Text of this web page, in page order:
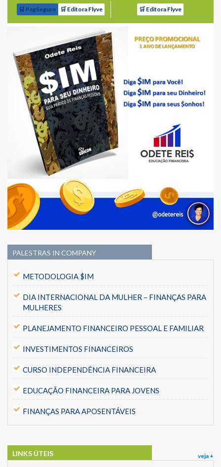
🛒 PagSeguro 🛒 Editora Flyve 🛒 Editora Flyve
PALESTRAS IN COMPANY
METODOLOGIA $IM
DIA INTERNACIONAL DA MULHER – FINANÇAS PARA
MULHERES
PLANEJAMENTO FINANCEIRO PESSOAL E FAMILIAR
INVESTIMENTOS FINANCEIROS
CURSO INDEPENDÊNCIA FINANCEIRA
EDUCAÇÃO FINANCEIRA PARA JOVENS
FINANÇAS PARA APOSENTÁVEIS
veja +
LINKS ÚTEIS